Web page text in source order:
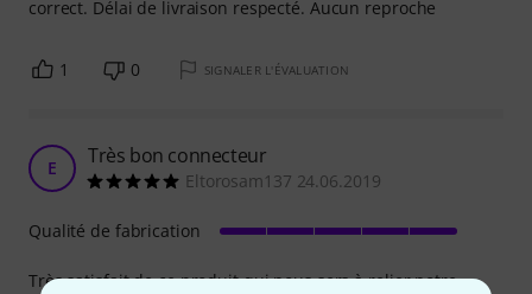
correct. Délai de livraison respecté. Aucun reproche
1 0 SIGNALER L'ÉVALUATION
E Très bon connecteur
Eltorosam137 24.06.2019
Très satisfait de ce produit qui nous sers à relier notre
Qualité de fabrication